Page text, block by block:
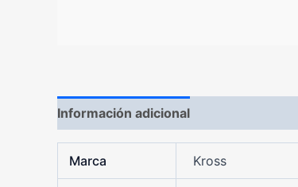
Información adicional
Marca Kross